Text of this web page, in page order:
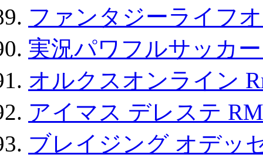
ファンタジーライフ
実況パワフルサッカ
オルクスオンライン
アイマス デレステ
ブレイジング オデッ